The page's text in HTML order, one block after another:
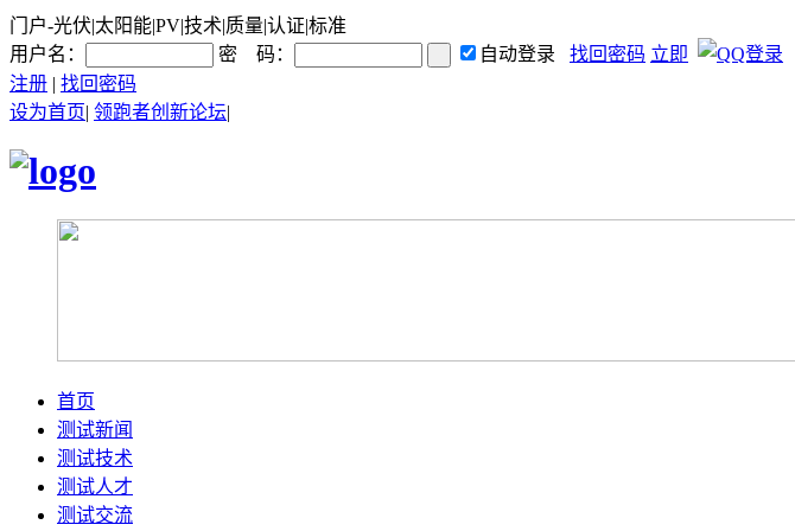
门户-光伏|太阳能|PV|技术|质量|认证|标准
用户名：
密 码： 自动登录 找回密码 立即
注册 | 找回密码
设为首页| 领跑者创新论坛|
首页
测试新闻
测试技术
测试人才
测试交流